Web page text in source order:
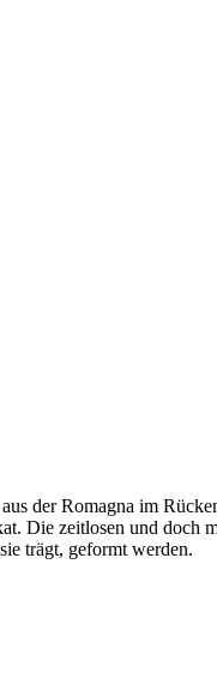
der Romagna im
Die zeitlosen und doch
trägt, geformt werden.